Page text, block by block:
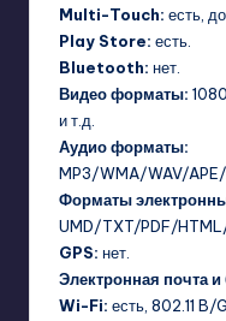
Multi-Touch: есть,
Play Store: есть.
Bluetooth: нет.
Видео форматы:
и т.д.
Аудио форматы:
MP3/WMA/WAV/
Форматы
UMD/TXT/PDF/
GPS: нет.
Электронная почта и
Wi-Fi: есть, 802.11 B/